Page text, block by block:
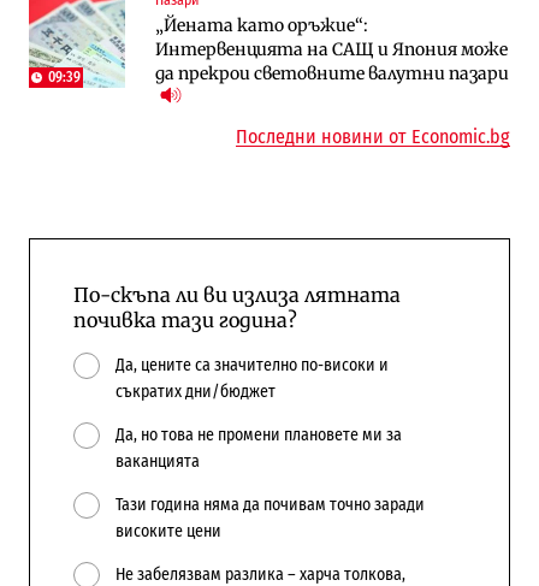
09:39
„Йената като оръжие“:
Интервенцията на САЩ и Япония може
да прекрои световните валутни пазари
Общините вече зависят от
централната власт за 75% от
бюджетите си
А1 отново е лидер при технологичните
компании и системните интегратори
Последни новини от Economic.bg
По-скъпа ли ви излиза лятната
почивка тази година?
Да, цените са значително по-високи и
съкратих дни/бюджет
Да, но това не промени плановете ми за
ваканцията
Тази година няма да почивам точно заради
високите цени
Не забелязвам разлика – харча толкова,